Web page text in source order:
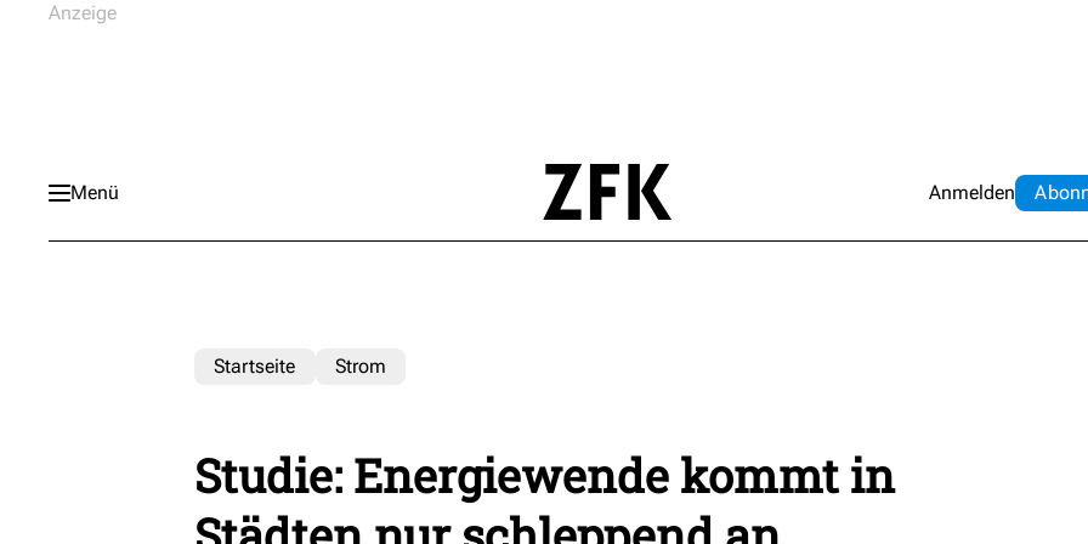
Menü Anmelden Abo
Startseite Strom
Studie: Energiewende kommt in